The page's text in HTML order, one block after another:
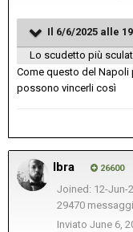
Il 6/6/2025 alle
Lo scudetto più
Come questo del Napoli
possono vincerli così
Ibra 26600
Joined: 12-Jun-
29470 messaggi
Inviato June 6,